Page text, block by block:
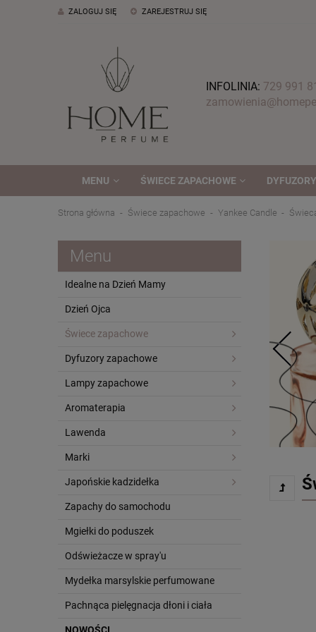
ZAREJESTRUJ SIĘ
ZALOGUJ SIĘ
INFOLINIA: 729 991
MENU ŚWIECE ZAPACHOWE
Strona główna Świece zapachowe Yankee Candle
Menu
Idealne na Dzień Mamy
Dzień Ojca
Świece zapachowe
Dyfuzory zapachowe
Lampy zapachowe
Aromaterapia
Lawenda
Marki
Japońskie kadzidełka
Zapachy do samochodu
Mgiełki do poduszek
Odświeżacze w spray'u
Mydełka marsylskie perfumowane
Pachnąca pielęgnacja dłoni i ciała